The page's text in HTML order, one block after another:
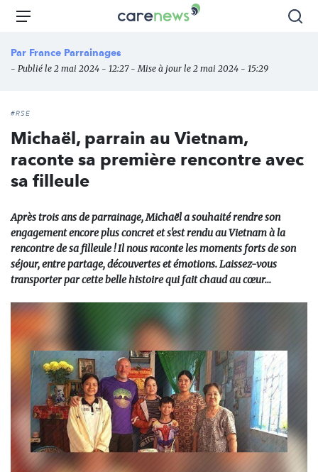
Aller
principal
Carenews,
des
Menu
Par France Parrainages
- Publié le 2 mai 2024 - 12:27 - Mise à jour le 2 mai 2024 - 15:29
#RSE
Michaël, parrain au Vietnam,
raconte sa première rencontre avec
sa filleule
Après trois ans de parrainage, Michaël a souhaité rendre son
engagement encore plus concret et s'est rendu au Vietnam à la
rencontre de sa filleule ! Il nous raconte les moments forts de son
séjour, entre partage, découvertes et émotions. Laissez-vous
transporter par cette belle histoire qui fait chaud au cœur...